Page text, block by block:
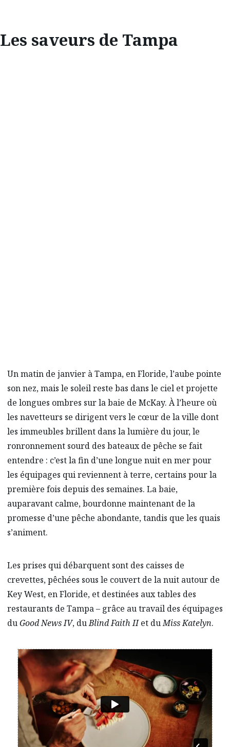
Les saveurs de Tampa
Un matin de janvier à Tampa, en Floride, l’aube pointe
son nez, mais le soleil reste bas dans le ciel et projette
de longues ombres sur la baie de McKay. À l’heure où
les navetteurs se dirigent vers le cœur de la ville dont
les immeubles brillent dans la lumière du jour, le
ronronnement sourd des bateaux de pêche se fait
entendre : c’est la fin d’une longue nuit en mer pour
les équipages qui reviennent à terre, certains pour la
première fois depuis des semaines. La baie,
auparavant calme, bourdonne maintenant de la
promesse d’une pêche abondante, tandis que les quais
s’animent.
Les prises qui débarquent sont des caisses de
crevettes, pêchées sous le couvert de la nuit autour de
Key West, en Floride, et destinées aux tables des
restaurants de Tampa – grâce au travail des équipages
duGood News IV, duBlind Faith IIet duMiss Katelyn.